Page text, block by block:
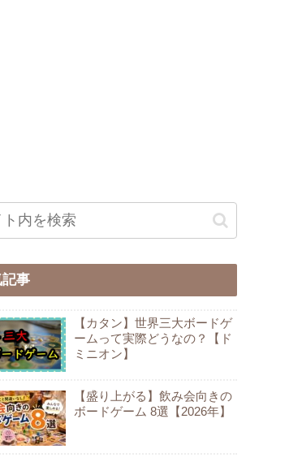
記事
【カタン】世界三大ボードゲ
ームって実際どうなの？【ド
ミニオン】
【盛り上がる】飲み会向きの
ボードゲーム 8選【2026年】